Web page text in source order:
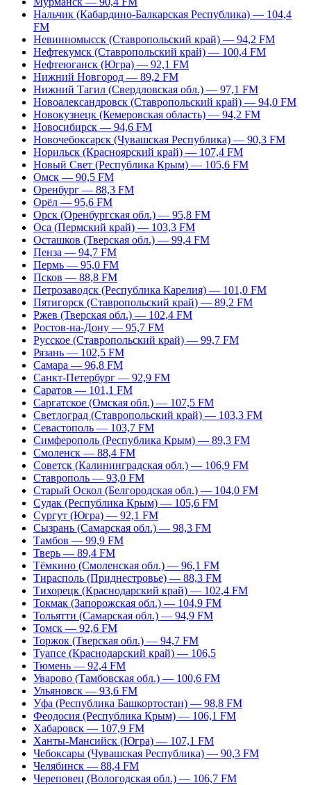
Нальчик (Кабардино-Балкарская Республика) — 104,4
FM
Невинномысск (Ставропольский край) — 94,2 FM
Нефтекумск (Ставропольский край) — 100,4 FM
Нефтеюганск (Югра) — 92,1 FM
Нижний Новгород — 89,2 FM
Нижний Тагил (Свердловская обл.) — 97,1 FM
Новоалександровск (Ставропольский край) — 94,0 FM
Новокузнецк (Кемеровская область) — 94,2 FM
Новосибирск — 94,6 FM
Новочебоксарск (Чувашская Республика) — 90,3 FM
Норильск (Красноярский край) — 107,4 FM
Новый Свет (Республика Крым) — 105,6 FM
Омск — 90,5 FM
Оренбург — 88,3 FM
Орёл — 95,6 FM
Орск (Оренбургская обл.) — 95,8 FM
Оса (Пермский край) — 103,3 FM
Осташков (Тверская обл.) — 99,4 FM
Пенза — 94,7 FM
Пермь — 95,0 FM
Псков — 88,8 FM
Петрозаводск (Республика Карелия) — 101,0 FM
Пятигорск (Ставропольский край) — 89,2 FM
Ржев (Тверская обл.) — 102,4 FM
Ростов-на-Дону — 95,7 FM
Русское (Ставропольский край) — 99,7 FM
Рязань — 102,5 FM
Самара — 96,8 FM
Санкт-Петербург — 92,9 FM
Саратов — 101,1 FM
Саргатское (Омская обл.) — 107,5 FM
Светлоград (Ставропольский край) — 103,3 FM
Севастополь — 103,7 FM
Симферополь (Республика Крым) — 89,3 FM
Смоленск — 88,4 FM
Советск (Калининградская обл.) — 106,9 FM
Ставрополь — 93,0 FM
Старый Оскол (Белгородская обл.) — 104,0 FM
Судак (Республика Крым) — 105,6 FM
Сургут (Югра) — 92,1 FM
Сызрань (Самарская обл.) — 98,3 FM
Тамбов — 99,9 FM
Тверь — 89,4 FM
Тёмкино (Смоленская обл.) — 96,1 FM
Тирасполь (Приднестровье) — 88,3 FM
Тихорецк (Краснодарский край) — 102,4 FM
Токмак (Запорожская обл.) — 104,9 FM
Тольятти (Самарская обл.) — 94,9 FM
Томск — 92,6 FM
Торжок (Тверская обл.) — 94,7 FM
Туапсе (Краснодарский край) — 106,5
Тюмень — 92,4 FM
Уварово (Тамбовская обл.) — 100,6 FM
Ульяновск — 93,6 FM
Уфа (Республика Башкортостан) — 98,8 FM
Феодосия (Республика Крым) — 106,1 FM
Хабаровск — 107,9 FM
Ханты-Мансийск (Югра) — 107,1 FM
Чебоксары (Чувашская Республика) — 90,3 FM
Челябинск — 88,4 FM
Череповец (Вологодская обл.) — 106,7 FM